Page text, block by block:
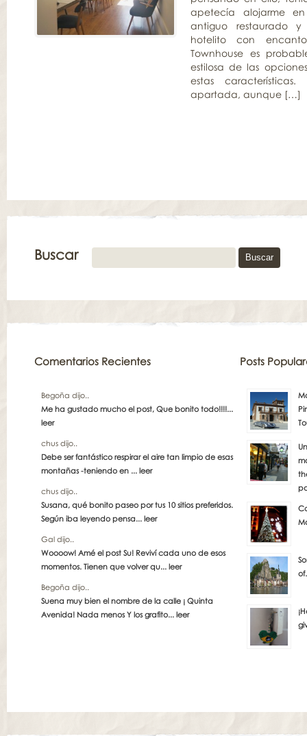
apetecía alojarme
antiguo restaurado
hotelito con
Townhouse es
estilosa de las
estas
apartada, aunque […]
Buscar
Comentarios Recientes
Begoña dijo..
Me ha gustado mucho el post, Que bonito todo!!!!...
leer
chus dijo..
Debe ser fantástico respirar el aire tan limpio de esas
montañas -teniendo en ... leer
chus dijo..
Susana, qué bonito paseo por tus 10 sitios preferidos.
Según iba leyendo pensa... leer
Gal dijo..
Woooow! Amé el post Su! Reviví cada uno de esos
momentos. Tienen que volver qu... leer
Begoña dijo..
Suena muy bien el nombre de la calle ¡ Quinta
Avenida! Nada menos Y los grafito... leer
Posts